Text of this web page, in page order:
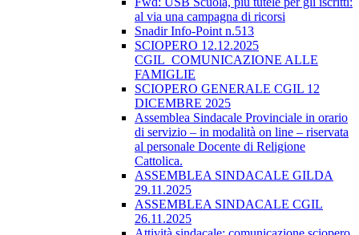
al via una campagna di ricorsi
Snadir Info-Point n.513
SCIOPERO 12.12.2025
CGIL_COMUNICAZIONE ALLE
FAMIGLIE
SCIOPERO GENERALE CGIL 12
DICEMBRE 2025
Assemblea Sindacale Provinciale in orario
di servizio – in modalità on line – riservata
al personale Docente di Religione
Cattolica.
ASSEMBLEA SINDACALE GILDA
29.11.2025
ASSEMBLEA SINDACALE CGIL
26.11.2025